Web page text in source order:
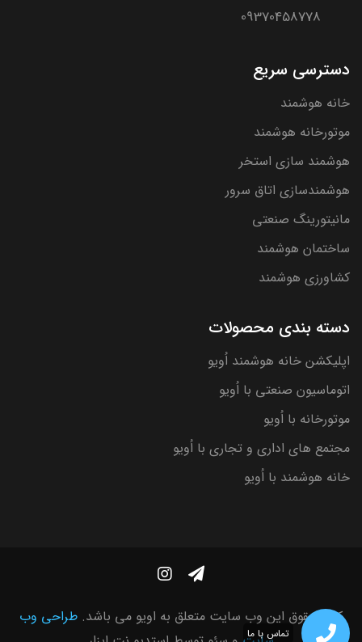
تماس با ما
09370458778
دسترسی سریع
خانه هوشمند
موتورخانه هوشمند
هوشمند سازی استخر
هوشمندسازی اتاق سرور
مانیتورینگ صنعتی
ساختمان هوشمند
کشاورزی هوشمند
دسته بندی محصولات
اپلیکشن خانه هوشمند اُویو
اتوماسیون صنعتی با اُویو
موتورخانه با اُویو
مجتمع های اداری و تجاری با اُویو
خانه هوشمند با اُویو
کلیه حقوق این وب سایت متعلق به اویو می باشد. طراحی وب